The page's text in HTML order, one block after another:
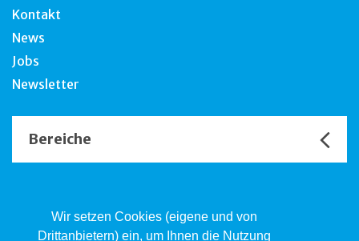
Wir setzen Cookies (eigene und von
Drittanbietern) ein, um Ihnen die Nutzung
Kontakt
News
Jobs
Newsletter
Bereiche